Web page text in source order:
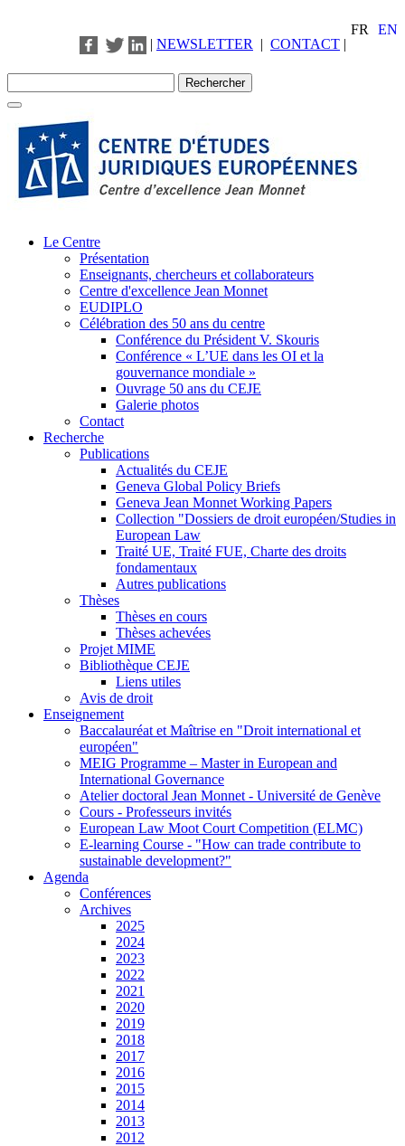
FR
EN
| NEWSLETTER | CONTACT |
Le Centre
Présentation
Enseignants, chercheurs et collaborateurs
Centre d'excellence Jean Monnet
EUDIPLO
Célébration des 50 ans du centre
Conférence du Président V. Skouris
Conférence « L’UE dans les OI et la
gouvernance mondiale »
Ouvrage 50 ans du CEJE
Galerie photos
Contact
Recherche
Publications
Actualités du CEJE
Geneva Global Policy Briefs
Geneva Jean Monnet Working Papers
Collection "Dossiers de droit européen/Studies in
European Law
Traité UE, Traité FUE, Charte des droits
fondamentaux
Autres publications
Thèses
Thèses en cours
Thèses achevées
Projet MIME
Bibliothèque CEJE
Liens utiles
Avis de droit
Enseignement
Baccalauréat et Maîtrise en "Droit international et
européen"
MEIG Programme – Master in European and
International Governance
Atelier doctoral Jean Monnet - Université de Genève
Cours - Professeurs invités
European Law Moot Court Competition (ELMC)
E-learning Course - "How can trade contribute to
sustainable development?"
Agenda
Conférences
Archives
2025
2024
2023
2022
2021
2020
2019
2018
2017
2016
2015
2014
2013
2012